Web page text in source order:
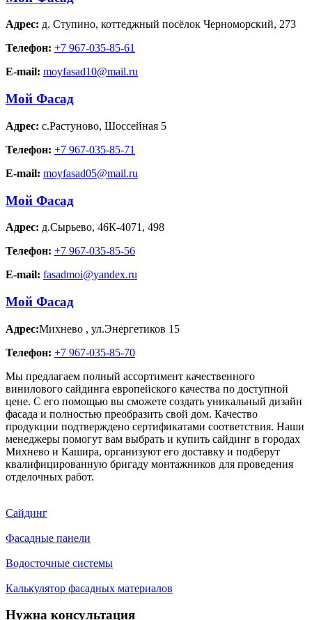
Адрес: д. Ступино, коттеджный посёлок Черноморский, 273
Телефон: +7 967-035-85-61
E-mail: moyfasad10@mail.ru
Мой Фасад
Адрес: с.Растуново, Шоссейная 5
Телефон: +7 967-035-85-71
E-mail: moyfasad05@mail.ru
Мой Фасад
Адрес: д.Сырьево, 46К-4071, 498
Телефон: +7 967-035-85-56
E-mail: fasadmoi@yandex.ru
Мой Фасад
Адрес:Михнево , ул.Энергетиков 15
Телефон: +7 967-035-85-70
Мы предлагаем полный ассортимент качественного
винилового сайдинга европейского качества по доступной
цене. С его помощью вы сможете создать уникальный дизайн
фасада и полностью преобразить свой дом. Качество
продукции подтверждено сертификатами соответствия. Наши
менеджеры помогут вам выбрать и купить сайдинг в городах
Михнево и Кашира, организуют его доставку и подберут
квалифицированную бригаду монтажников для проведения
отделочных работ.
Сайдинг
Фасадные панели
Водосточные системы
Калькулятор фасадных материалов
Нужна консультация